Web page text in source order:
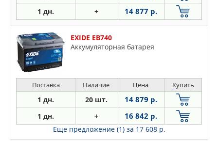
1 дн. + 14 877 р.
EXIDE EB740
Аккумуляторная батарея
Поставка Наличие Цена Купить
1 дн. 20 шт. 14 879 р.
1 дн. + 16 842 р.
Еще предложение (1) за 17 608 р.